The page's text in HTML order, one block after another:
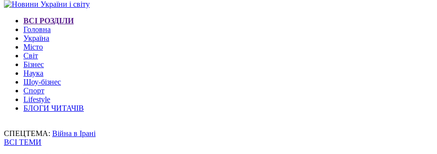
ВСІ РОЗДІЛИ
Головна
Україна
Місто
Світ
Бізнес
Наука
Шоу-бізнес
Спорт
Lifestyle
БЛОГИ ЧИТАЧІВ
СПЕЦТЕМА: Війна в Ірані
ВСІ ТЕМИ